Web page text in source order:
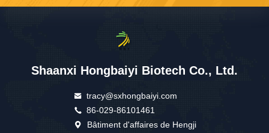
Shaanxi Hongbaiyi Biotech Co., Ltd.
tracy@sxhongbaiyi.com
86-029-86101461
Bâtiment d'affaires de Hengji